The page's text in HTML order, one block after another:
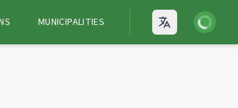
MUNICIPALITIES Open
Login